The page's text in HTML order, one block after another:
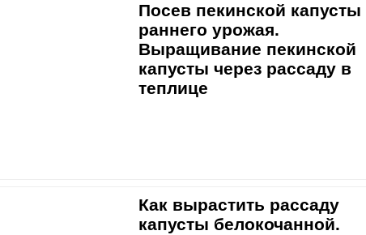
Посев пекинской капусты
раннего урожая.
Выращивание пекинской
капусты через рассаду в
теплице
Как вырастить рассаду
капусты белокочанной.